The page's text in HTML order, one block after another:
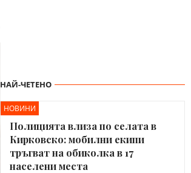
НАЙ-ЧЕТЕНО
НОВИНИ
Полицията влиза по селата в
Кирковско: мобилни екипи
тръгват на обиколка в 17
населени места